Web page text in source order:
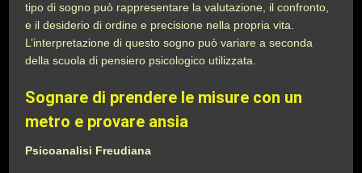
tipo di sogno può rappresentare la valutazione, il confronto,
e il desiderio di ordine e precisione nella propria vita.
L’interpretazione di questo sogno può variare a seconda
della scuola di pensiero psicologico utilizzata.
Sognare di prendere le misure con un
metro e provare ansia
Psicoanalisi Freudiana